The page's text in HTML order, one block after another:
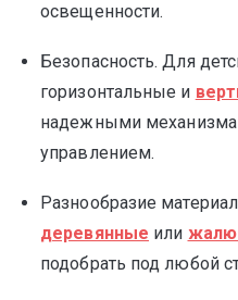
освещенности.
Безопасность. Для
горизонтальные и
надежными
управлением.
Разнообразие
деревянные или
подобрать под любой